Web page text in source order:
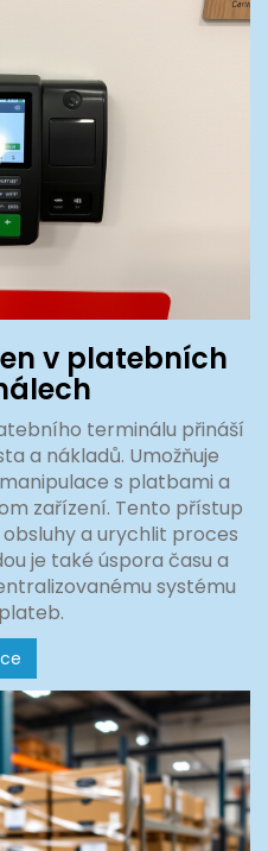
v platebních
terminálu přináší
a nákladů. Umožňuje
s platbami a
zařízení. Tento přístup
a urychlit proces
je také úspora času a
systému